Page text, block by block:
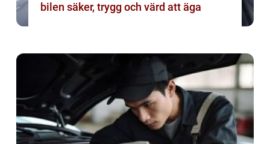
bilen säker, trygg och värd att äga